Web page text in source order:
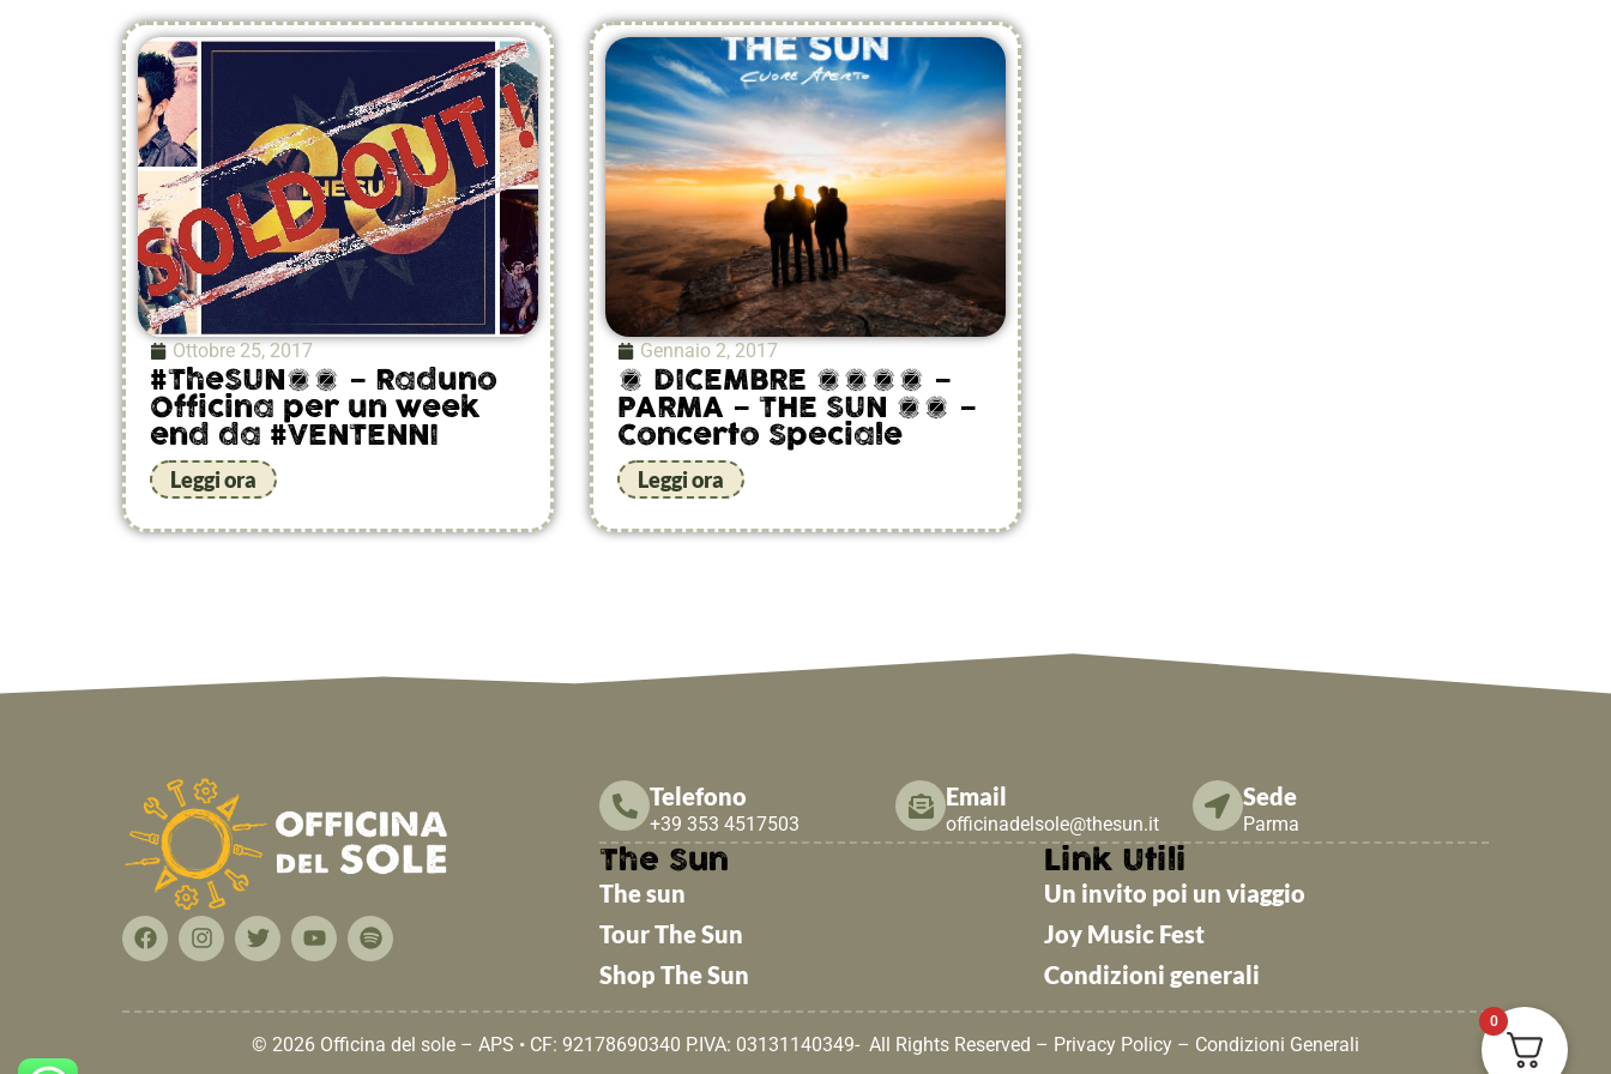
Ottobre 25, 2017
#TheSUN20 – Raduno
Officina per un week
end da #VENTENNI
Leggi ora
Gennaio 2, 2017
9 DICEMBRE 2017 –
PARMA – THE SUN 20 –
Concerto Speciale
Leggi ora
Telefono
+39 353 4517503
Email
officinadelsole@thesun.it
Sede
Parma
The Sun
The sun
Tour The Sun
Shop The Sun
Link Utili
Un invito poi un viaggio
Joy Music Fest
Condizioni generali
© 2026 Officina del sole – APS • CF: 92178690340 P.IVA: 03131140349- All Rights Reserved – Privacy Policy – Condizioni Generali
0